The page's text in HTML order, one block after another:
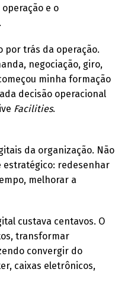
e o
por trás da operação.
negociação, giro,
minha formação
decisão operacional
Facilities.
da organização. Não
estratégico: redesenhar
melhorar a
custava centavos. O
transformar
convergir do
caixas eletrônicos,